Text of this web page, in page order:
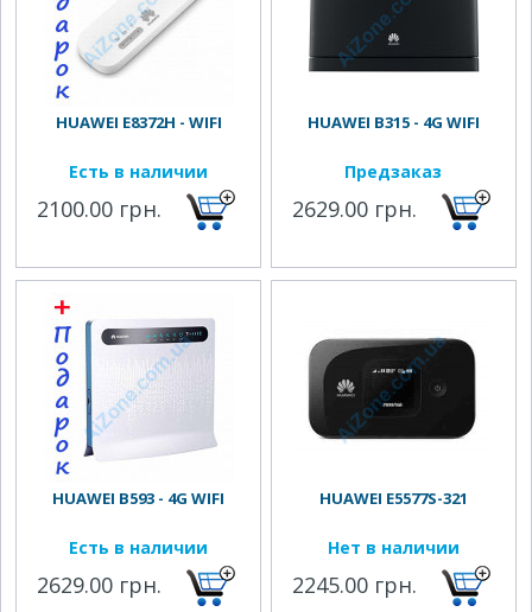
HUAWEI E8372H - WIFI
Есть в наличии
2100.00 грн.
HUAWEI B315 - 4G WIFI
Предзаказ
2629.00 грн.
HUAWEI B593 - 4G WIFI
Есть в наличии
2629.00 грн.
HUAWEI E5577S-321
Нет в наличии
2245.00 грн.